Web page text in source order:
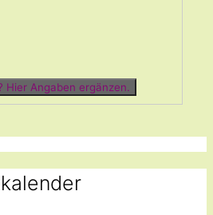
Hier Angaben ergänzen.